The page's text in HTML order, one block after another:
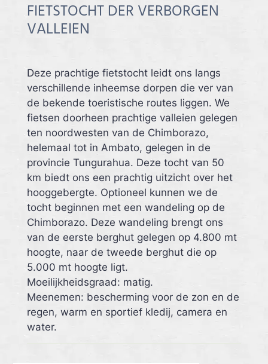
FIETSTOCHT DER VERBORGEN
VALLEIEN
Deze prachtige fietstocht leidt ons langs
verschillende inheemse dorpen die ver van
de bekende toeristische routes liggen. We
fietsen doorheen prachtige valleien gelegen
ten noordwesten van de Chimborazo,
helemaal tot in Ambato, gelegen in de
provincie Tungurahua. Deze tocht van 50
km biedt ons een prachtig uitzicht over het
hooggebergte. Optioneel kunnen we de
tocht beginnen met een wandeling op de
Chimborazo. Deze wandeling brengt ons
van de eerste berghut gelegen op 4.800 mt
hoogte, naar de tweede berghut die op
5.000 mt hoogte ligt.
Moeilijkheidsgraad: matig.
Meenemen: bescherming voor de zon en de
regen, warm en sportief kledij, camera en
water.